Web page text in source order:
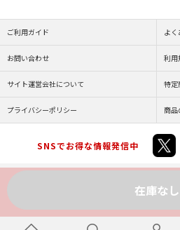
在庫なし
ご利用ガイド よ
お問い合わせ 利用
サイト運営会社について 特定
プライバシーポリシー 商品
SNSでお得な情報発信中